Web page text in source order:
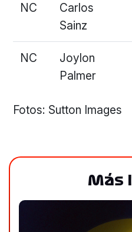
NC
Carlos
Sainz
NC
Joylon
Palmer
Fotos: Sutton Images
Más